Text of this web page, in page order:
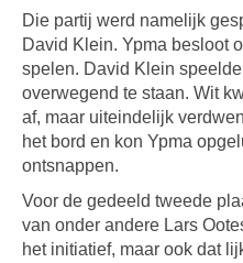
Die partij werd namelijk
David Klein. Ypma besloot
spelen. David Klein
overwegend te staan. Wit
af, maar uiteindelijk
het bord en kon Ypma
ontsnappen.
Voor de gedeeld tweede
van onder andere Lars
het initiatief, maar ook dat